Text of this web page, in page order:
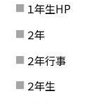
１年生HP
２年
２年行事
２年生